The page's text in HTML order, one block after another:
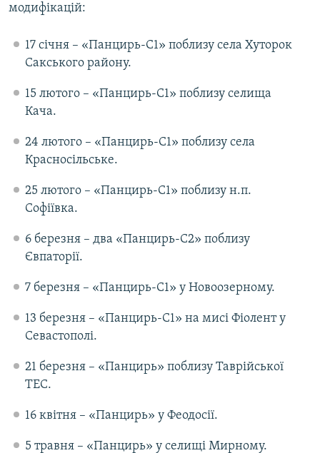
модифікацій:
17 січня – «Панцирь-С1» поблизу села Хуторок
Сакського району.
15 лютого – «Панцирь-С1» поблизу селища
Кача.
24 лютого – «Панцирь-С1» поблизу села
Красносільське.
25 лютого – «Панцирь-С1» поблизу н.п.
Софіївка.
6 березня – два «Панцирь-С2» поблизу
Євпаторії.
7 березня – «Панцирь-С1» у Новоозерному.
13 березня – «Панцирь-С1» на мисі Фіолент у
Севастополі.
21 березня – «Панцирь» поблизу Таврійської
ТЕС.
16 квітня – «Панцирь» у Феодосії.
5 травня – «Панцирь» у селищі Мирному.